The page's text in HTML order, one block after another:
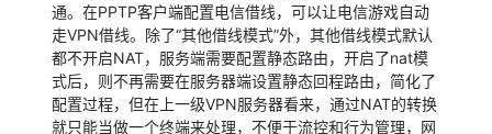
通。在PPTP客户端配置电信借线，可以让电信游戏自动
走VPN借线。除了“其他借线模式”外，其他借线模式默认
都不开启NAT，服务端需要配置静态路由，开启了nat模
式后，则不再需要在服务器端设置静态回程路由，简化了
配置过程，但在上一级VPN服务器看来，通过NAT的转换
就只能当做一个终端来处理，不便于流控和行为管理，网